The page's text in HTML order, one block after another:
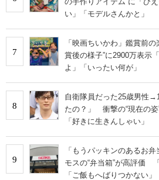
い」「モデルさんかと」
7
「映画ちいかわ」鑑賞前
賞後の様子”に2900万表示
よ」「いったい何が」
8
自衛隊員だった25歳男性
たの？」 衝撃の“現在の姿
「好きに生きんしゃい」
9
「もうパッキンのあるお
モスの“弁当箱”が高評価
「ご飯もへばりつかない」